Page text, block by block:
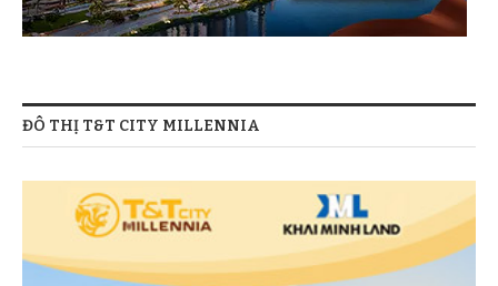
ĐÔ THỊ T&T CITY MILLENNIA